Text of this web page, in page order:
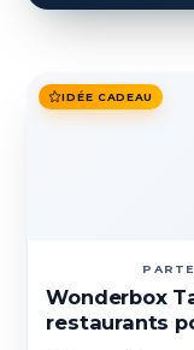
IDÉE CADEAU
Wonderbox
restaurants